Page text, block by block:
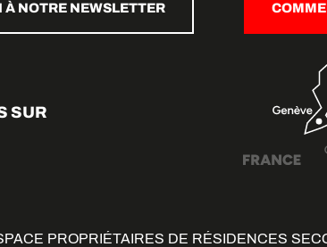
À NOTRE NEWSLETTER
SUR
PROPRIÉTAIRES DE RÉSIDENCES